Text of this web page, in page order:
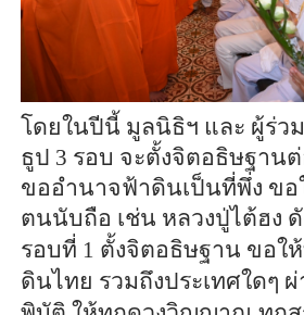
โดยในปีนี้ มูลนิธิฯ และ ผู้ร่ว
ธูป 3 รอบ จะตั้งจิตอธิษฐาน
ขออำนาจฟ้าดินเป็นที่พึ่ง ข
ตนนับถือ เช่น หลวงปู่ไต้ฮง
รอบที่ 1 ตั้งจิตอธิษฐาน ขอใ
ดินไทย รวมถึงประเทศใดๆ